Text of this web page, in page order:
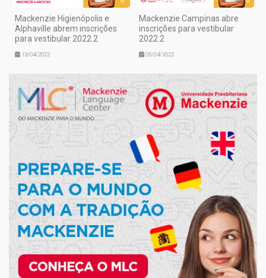
Mackenzie Higienópolis e
Alphaville abrem inscrições
para vestibular 2022.2
13/04/2022
Mackenzie Campinas abre
inscrições para vestibular
2022.2
05/04/2022